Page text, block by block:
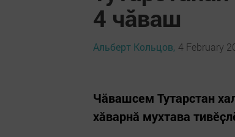
4 чӑваш
Альберт Кольцов, 4 February
Чӑвашсем Тутарстан
хӑварнӑ мухтава